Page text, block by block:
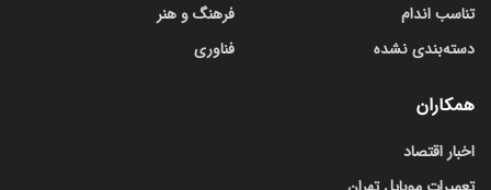
تناسب اندام
دسته‌بندی نشده
فرهنگ و هنر
فناوری
همکاران
اخبار اقتصاد